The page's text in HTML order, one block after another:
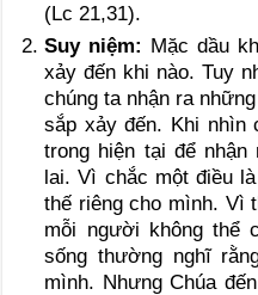
(Lc 21,31).
Suy niệm: Mặc dầu
xảy đến khi nào. Tuy
chúng ta nhận ra
sắp xảy đến. Khi
trong hiện tại để
lai. Vì chắc một điều
thế riêng cho mình. Vì
mỗi người không thể
sống thường nghĩ
mình. Nhưng Chúa